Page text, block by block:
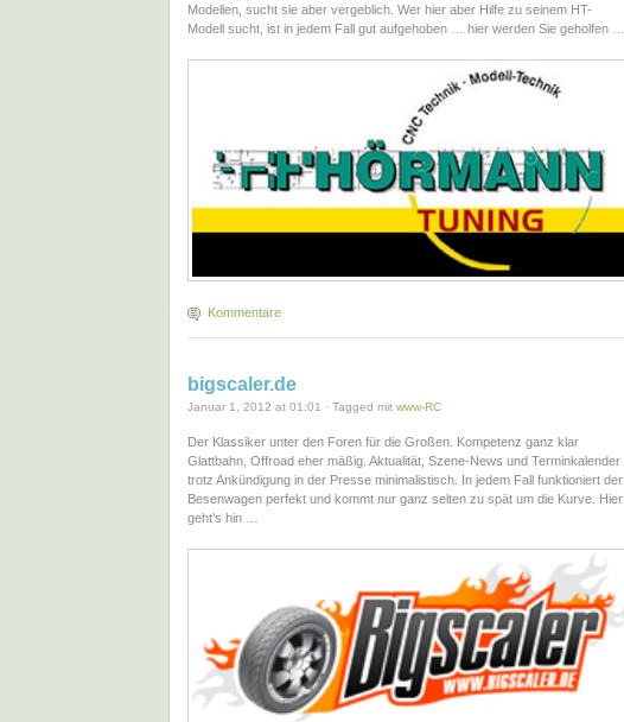
Modellen, sucht sie aber vergeblich. Wer hier aber Hilfe zu seinem HT-
Modell sucht, ist in jedem Fall gut aufgehoben … hier werden Sie geholfen …
Kommentare
bigscaler.de
Januar 1, 2012 at 01:01 · Tagged mit www-RC
Der Klassiker unter den Foren für die Großen. Kompetenz ganz klar
Glattbahn, Offroad eher mäßig. Aktualität, Szene-News und Terminkalender
trotz Ankündigung in der Presse minimalistisch. In jedem Fall funktioniert der
Besenwagen perfekt und kommt nur ganz selten zu spät um die Kurve. Hier
geht’s hin …